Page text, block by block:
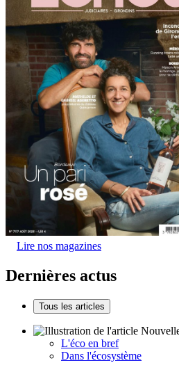
Lire nos magazines
Dernières actus
Tous les articles
L'éco en bref
Dans l'écosystème